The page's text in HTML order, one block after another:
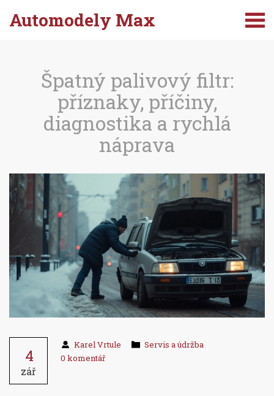
Automodely Max
Špatný palivový filtr:
příznaky, příčiny,
diagnostika a rychlá
náprava
4
zář
Karel Vrtule
Servis a údržba
0 komentář